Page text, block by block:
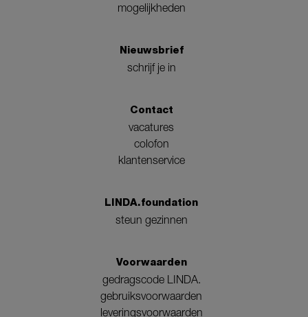
mogelijkheden
Nieuwsbrief
schrijf je in
Contact
vacatures
colofon
klantenservice
LINDA.foundation
steun gezinnen
Voorwaarden
gedragscode LINDA.
gebruiksvoorwaarden
leveringsvoorwaarden